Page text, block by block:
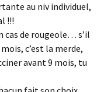
au niv individuel,
!!!
cas de rougeole… s’il
c’est la merde,
avant 9 mois, tu